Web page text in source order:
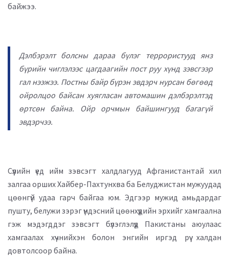
байжээ.
Дэлбэрэлт болсны дараа бүлэг террористууд янз
бүрийн чиглэлээс цагдаагийн пост руу хүнд зэвсгээр
гал нээжээ. Постны байр бүрэн эвдэрч нурсан бөгөөд
ойролцоо байсан хуягласан автомашин дэлбэрэлтэд
өртсөн байна. Ойр орчмын байшингууд багагүй
эвдэрчээ.
Сүүлийн үед ийм зэвсэгт халдлагууд Афганистантай хил
залгаа орших Хайбер-Пахтунхва ба Белуджистан мужуудад
цөөнгүй удаа гарч байгаа юм. Эдгээр мужид амьдардаг
пушту, белужи зэрэг үндэсний цөөнхүүдийн эрхийг хамгаална
гэж мэдэгддэг зэвсэгт бүлэглэлүүд Пакистаны аюулаас
хамгаалах хүчнийхэн болон энгийн иргэд рүү халдан
довтолсоор байна.